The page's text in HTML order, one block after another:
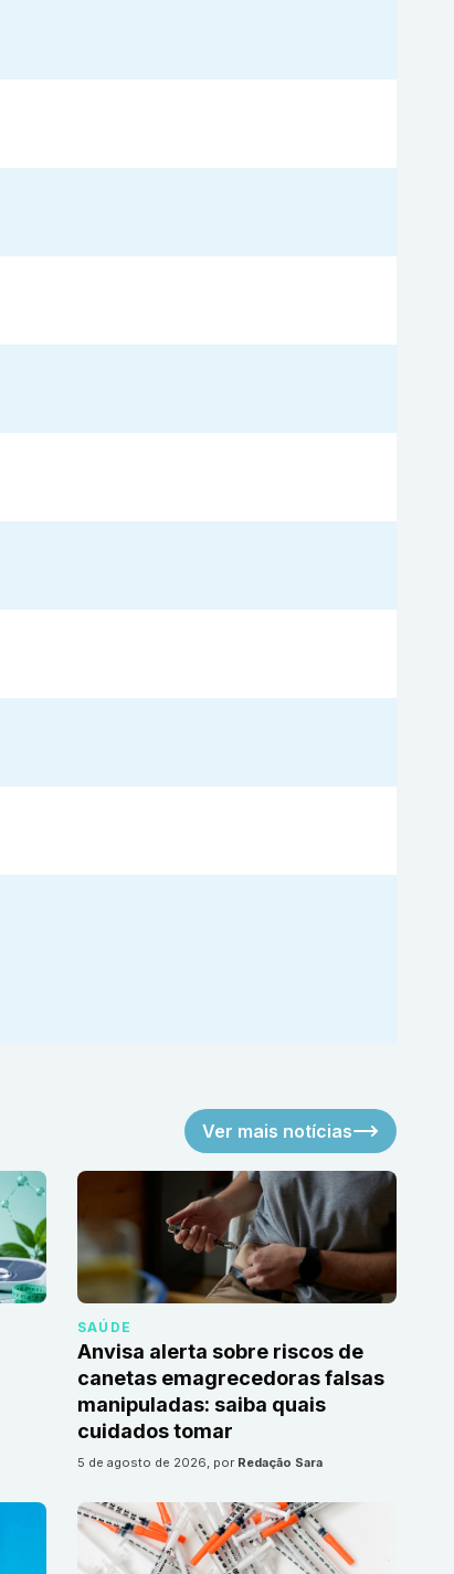
Ver mais notícias
SAÚDE
Anvisa alerta sobre riscos de
canetas emagrecedoras falsas
manipuladas: saiba quais
cuidados tomar
5 de agosto de 2026, por Redação Sara